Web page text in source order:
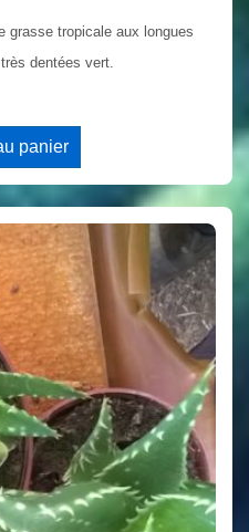
grasse tropicale aux longues
dentées vert.
panier